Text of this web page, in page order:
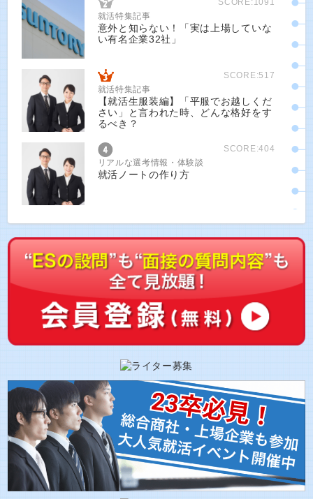
SCORE:1091
就活特集記事
意外と知らない！「実は上場していな
い有名企業32社」
SCORE:517
就活特集記事
【就活生服装編】「平服でお越しくだ
さい」と言われた時、どんな格好をす
るべき？
SCORE:404
リアルな選考情報・体験談
就活ノートの作り方